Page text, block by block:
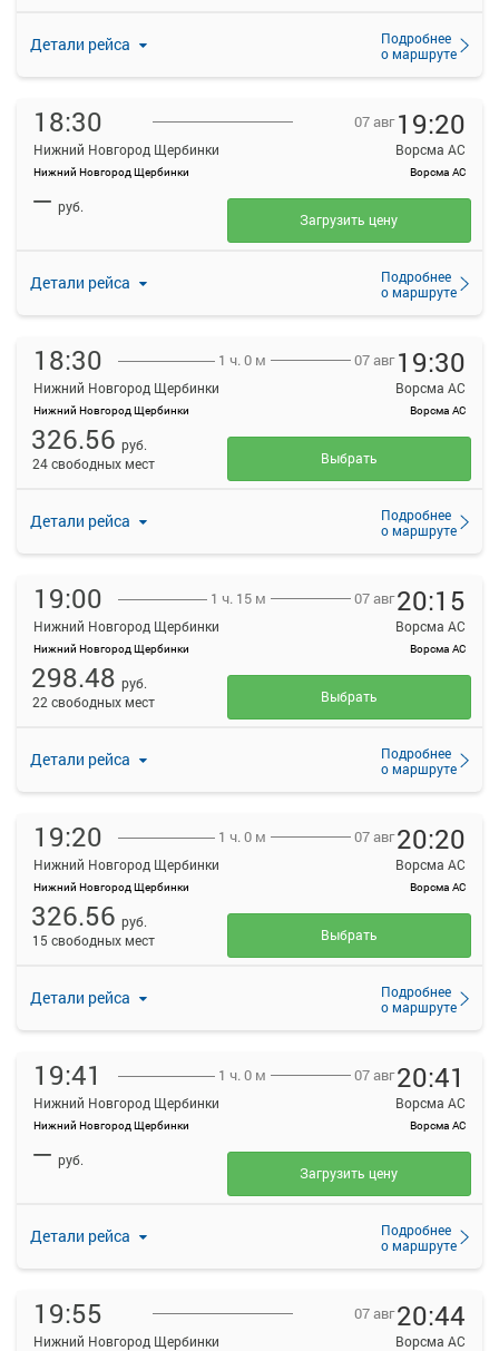
Детали рейса
Подробнее
о маршруте
18:30
Нижний Новгород Щербинки
Нижний Новгород Щербинки
07 авг 19:20
Ворсма АС
Ворсма АС
Детали рейса
Подробнее
о маршруте
— руб.
Загрузить цену
18:30
Нижний Новгород Щербинки
Нижний Новгород Щербинки
1 ч. 0 м 07 авг 19:30
Ворсма АС
Ворсма АС
Детали рейса
Подробнее
о маршруте
326.56 руб.
24 свободных мест
Выбрать
19:00
Нижний Новгород Щербинки
Нижний Новгород Щербинки
1 ч. 15 м 07 авг20:15
Ворсма АС
Ворсма АС
Детали рейса
Подробнее
о маршруте
298.48 руб.
22 свободных мест
Выбрать
19:20
Нижний Новгород Щербинки
Нижний Новгород Щербинки
1 ч. 0 м 07 авг20:20
Ворсма АС
Ворсма АС
Детали рейса
Подробнее
о маршруте
326.56 руб.
15 свободных мест
Выбрать
19:41
Нижний Новгород Щербинки
Нижний Новгород Щербинки
1 ч. 0 м 07 авг20:41
Ворсма АС
Ворсма АС
Детали рейса
Подробнее
о маршруте
— руб.
Загрузить цену
19:55
Нижний Новгород Щербинки
07 авг20:44
Ворсма АС